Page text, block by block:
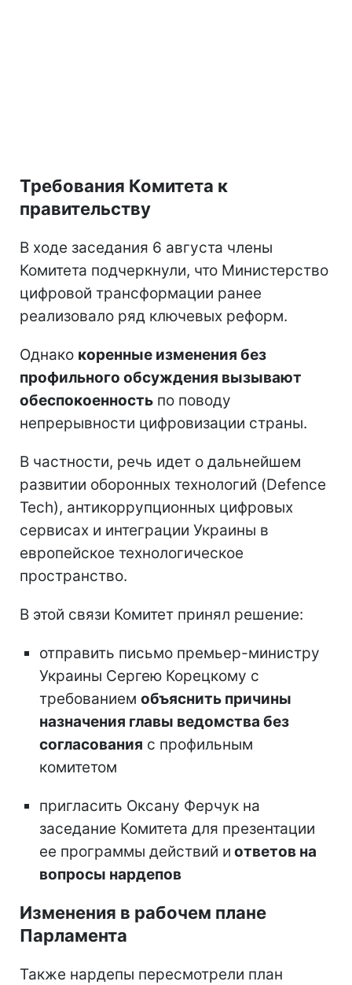
Требования Комитета к
правительству
В ходе заседания 6 августа члены
Комитета подчеркнули, что Министерство
цифровой трансформации ранее
реализовало ряд ключевых реформ.
Однако коренные изменения без
профильного обсуждения вызывают
обеспокоенность по поводу
непрерывности цифровизации страны.
В частности, речь идет о дальнейшем
развитии оборонных технологий (Defence
Tech), антикоррупционных цифровых
сервисах и интеграции Украины в
европейское технологическое
пространство.
В этой связи Комитет принял решение:
отправить письмо премьер-министру
Украины Сергею Корецкому с
требованием объяснить причины
назначения главы ведомства без
согласования с профильным
комитетом
пригласить Оксану Ферчук на
заседание Комитета для презентации
ее программы действий и ответов на
вопросы нардепов
Изменения в рабочем плане
Парламента
Также нардепы пересмотрели план